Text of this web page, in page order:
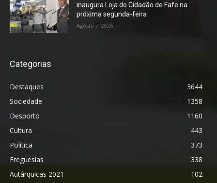
inaugura Loja do Cidadão de Fafe na
próxima segunda-feira
Agosto 7, 2026
Categorias
Destaques
3644
Sociedade
1358
Desporto
1160
Cultura
443
Política
373
Freguesias
338
Autárquicas 2021
102